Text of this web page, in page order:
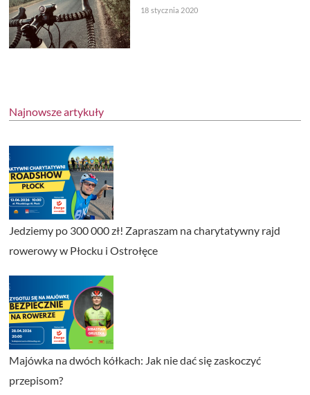
18 stycznia 2020
Najnowsze artykuły
Jedziemy po 300 000 zł! Zapraszam na charytatywny rajd
rowerowy w Płocku i Ostrołęce
Majówka na dwóch kółkach: Jak nie dać się zaskoczyć
przepisom?